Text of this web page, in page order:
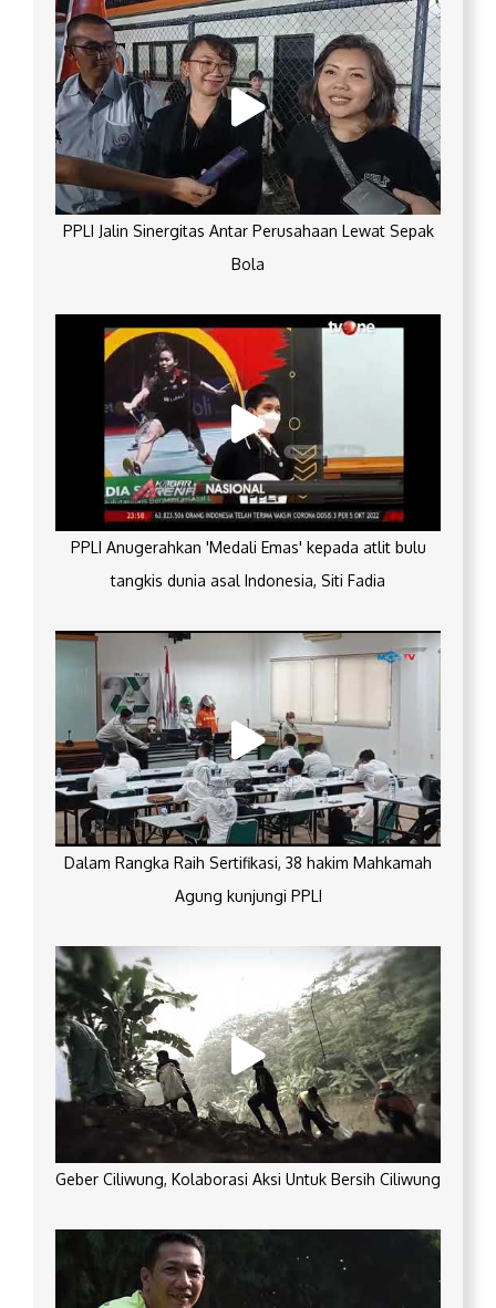
PPLI Jalin Sinergitas Antar Perusahaan Lewat Sepak
Bola
PPLI Anugerahkan 'Medali Emas' kepada atlit bulu
tangkis dunia asal Indonesia, Siti Fadia
Dalam Rangka Raih Sertifikasi, 38 hakim Mahkamah
Agung kunjungi PPLI
Geber Ciliwung, Kolaborasi Aksi Untuk Bersih Ciliwung